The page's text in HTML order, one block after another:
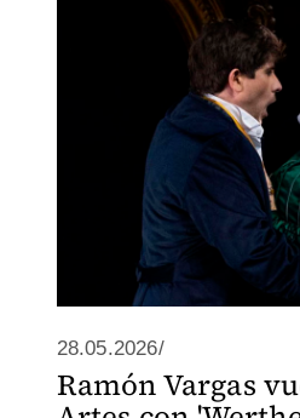
28.05.2026/
Ramón Vargas